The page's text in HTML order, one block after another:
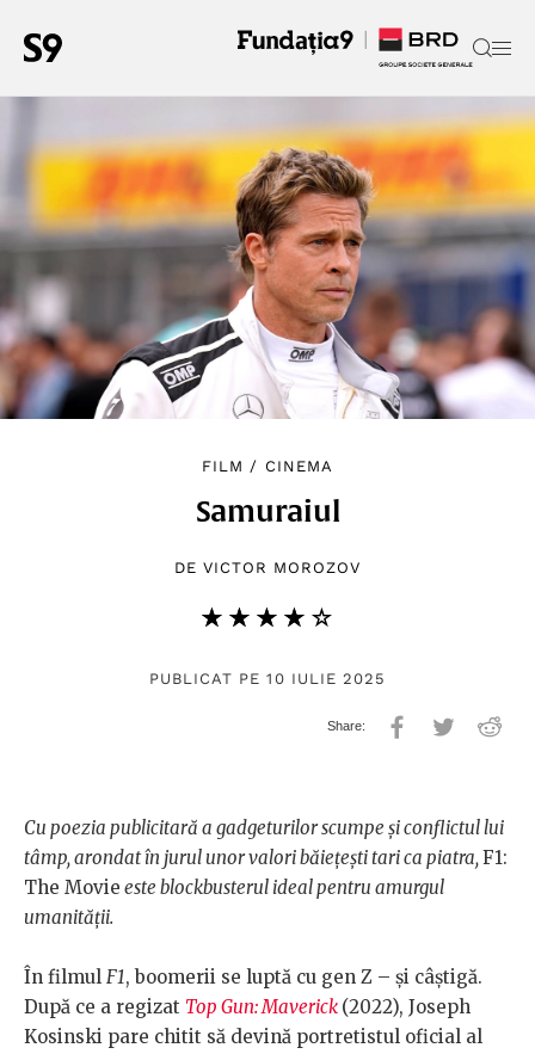
FILM / CINEMA
Samuraiul
DE VICTOR MOROZOV
★★★★★
☆☆☆☆☆
PUBLICAT PE 10 IULIE 2025
Cu poezia publicitară a gadgeturilor scumpe și conflictul lui
tâmp, arondat în jurul unor valori băiețești tari ca piatra,F1:
The Movie este blockbusterul ideal pentru amurgul
umanității.
În filmul F1, boomerii se luptă cu gen Z – și câștigă.
După ce a regizat Top Gun: Maverick (2022), Joseph
Kosinski pare chitit să devină portretistul oficial al